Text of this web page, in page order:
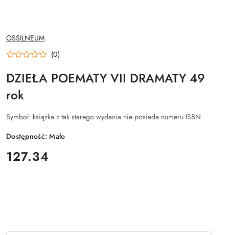
NAZWA
PRODUCENTA:
OSSILNEUM
(0)
DZIEŁA POEMATY VII DRAMATY 49
rok
Symbol: książka z tak starego wydania nie posiada numeru ISBN
Dostępność:Mało
cena:
127.34